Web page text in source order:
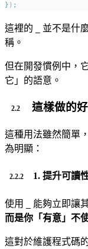
} ) ;
這裡的
並不是什
稱。
但在開發慣例中，
它」的語意。
這樣做的
這種用法雖然簡單
為明顯：
1. 提升可讀
使用 能夠立即讓
而是你「有意」不
這對於維護程式碼